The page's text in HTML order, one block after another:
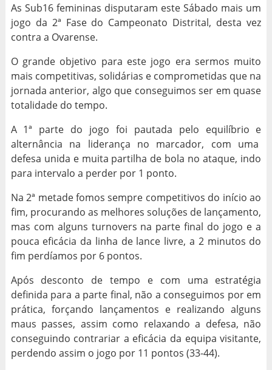
As Sub16 femininas disputaram este Sábado mais um
jogo da 2ª Fase do Campeonato Distrital, desta vez
contra a Ovarense.
O grande objetivo para este jogo era sermos muito
mais competitivas, solidárias e comprometidas que na
jornada anterior, algo que conseguimos ser em quase
totalidade do tempo.
A 1ª parte do jogo foi pautada pelo equilíbrio e
alternância na liderança no marcador, com uma
defesa unida e muita partilha de bola no ataque, indo
para intervalo a perder por 1 ponto.
Na 2ª metade fomos sempre competitivos do início ao
fim, procurando as melhores soluções de lançamento,
mas com alguns turnovers na parte final do jogo e a
pouca eficácia da linha de lance livre, a 2 minutos do
fim perdíamos por 6 pontos.
Após desconto de tempo e com uma estratégia
definida para a parte final, não a conseguimos por em
prática, forçando lançamentos e realizando alguns
maus passes, assim como relaxando a defesa, não
conseguindo contrariar a eficácia da equipa visitante,
perdendo assim o jogo por 11 pontos (33-44).